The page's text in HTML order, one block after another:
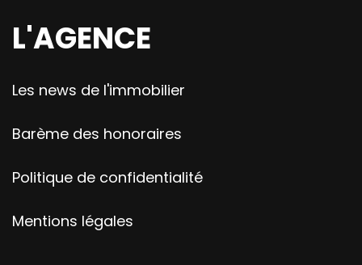
L'AGENCE
Les news de l'immobilier
Barème des honoraires
Politique de confidentialité
Mentions légales